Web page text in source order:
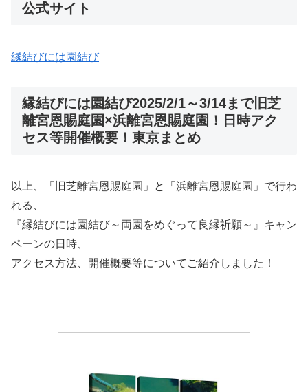
公式サイト
縁結びには園結び
縁結びには園結び2025/2/1～3/14まで旧芝
離宮恩賜庭園×浜離宮恩賜庭園！日時アク
セス等開催概要！東京まとめ
以上、「旧芝離宮恩賜庭園」と「浜離宮恩賜庭園」で行わ
れる、
『縁結びには園結び～両園をめぐって良縁祈願～』キャン
ペーンの日時、
アクセス方法、開催概要等についてご紹介しました！